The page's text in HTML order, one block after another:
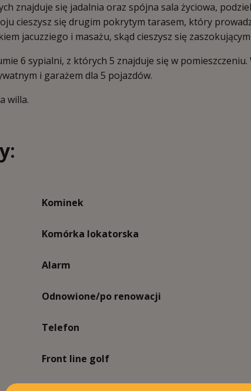
znajduje się jadalnia oraz spójna sala życiowa,
cieszysz się drugim pokrytym tarasem, który
jacuzziego i masażu, skąd cieszysz się
6 sypialni, z których 5 znajduje się w pomieszczeniu.
i garażem dla 5 pojazdów.
willa.
Kominek
Komórka lokatorska
Alarm
Odnowione/po renowacji
Telefon
Front line golf